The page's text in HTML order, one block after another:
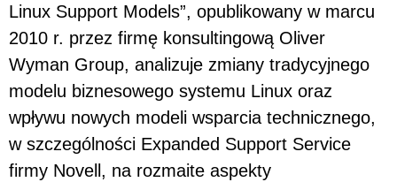
Linux Support Models”, opublikowany w marcu
2010 r. przez firmę konsultingową Oliver
Wyman Group, analizuje zmiany tradycyjnego
modelu biznesowego systemu Linux oraz
wpływu nowych modeli wsparcia technicznego,
w szczególności Expanded Support Service
firmy Novell, na rozmaite aspekty